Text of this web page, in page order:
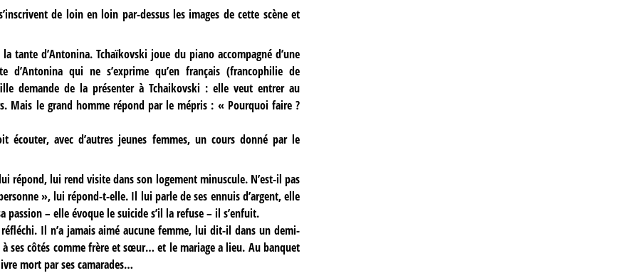
de loin en loin par-dessus les images de cette scène et
tante d’Antonina. Tchaïkovski joue du piano accompagné d’une
qui ne s’exprime qu’en français (francophilie de
demande de la présenter à Tchaikovski : elle veut entrer au
Mais le grand homme répond par le mépris : « Pourquoi faire ?
écouter, avec d’autres jeunes femmes, un cours donné par le
répond, lui rend visite dans son logement minuscule. N’est-il pas
», lui répond-t-elle. Il lui parle de ses ennuis d’argent, elle
– elle évoque le suicide s’il la refuse – il s’enfuit.
Il n’a jamais aimé aucune femme, lui dit-il dans un demi-
ses côtés comme frère et sœur… et le mariage a lieu. Au banquet
mort par ses camarades…